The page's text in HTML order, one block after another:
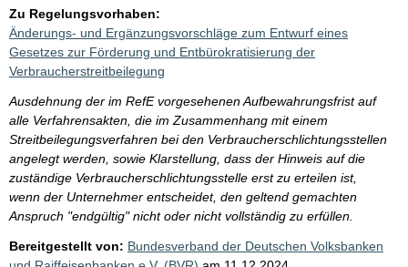
Zu Regelungsvorhaben:
Änderungs- und Ergänzungsvorschläge zum Entwurf eines
Gesetzes zur Förderung und Entbürokratisierung der
Verbraucherstreitbeilegung
Ausdehnung der im RefE vorgesehenen Aufbewahrungsfrist auf
alle Verfahrensakten, die im Zusammenhang mit einem
Streitbeilegungsverfahren bei den Verbraucherschlichtungsstellen
angelegt werden, sowie Klarstellung, dass der Hinweis auf die
zuständige Verbraucherschlichtungsstelle erst zu erteilen ist,
wenn der Unternehmer entscheidet, den geltend gemachten
Anspruch "endgültig" nicht oder nicht vollständig zu erfüllen.
Bereitgestellt von: Bundesverband der Deutschen Volksbanken